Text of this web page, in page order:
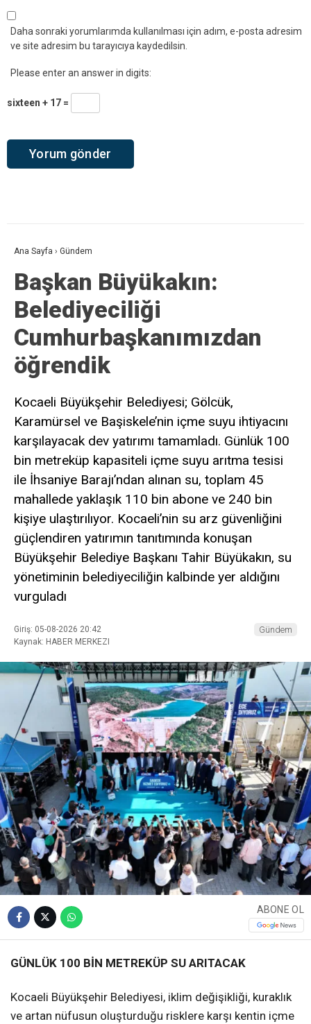
Daha sonraki yorumlarımda kullanılması için adım, e-posta adresim
ve site adresim bu tarayıcıya kaydedilsin.
Please enter an answer in digits:
sixteen + 17 =
Ana Sayfa › Gündem
Başkan Büyükakın:
Belediyeciliği
Cumhurbaşkanımızdan
öğrendik
Kocaeli Büyükşehir Belediyesi; Gölcük,
Karamürsel ve Başiskele’nin içme suyu ihtiyacını
karşılayacak dev yatırımı tamamladı. Günlük 100
bin metreküp kapasiteli içme suyu arıtma tesisi
ile İhsaniye Barajı’ndan alınan su, toplam 45
mahallede yaklaşık 110 bin abone ve 240 bin
kişiye ulaştırılıyor. Kocaeli’nin su arz güvenliğini
güçlendiren yatırımın tanıtımında konuşan
Büyükşehir Belediye Başkanı Tahir Büyükakın, su
yönetiminin belediyeciliğin kalbinde yer aldığını
vurguladı
Giriş: 05-08-2026 20:42
Kaynak: HABER MERKEZI
Gündem
ABONE OL
GÜNLÜK 100 BİN METREKÜP SU ARITACAK
Kocaeli Büyükşehir Belediyesi, iklim değişikliği, kuraklık
ve artan nüfusun oluşturduğu risklere karşı kentin içme